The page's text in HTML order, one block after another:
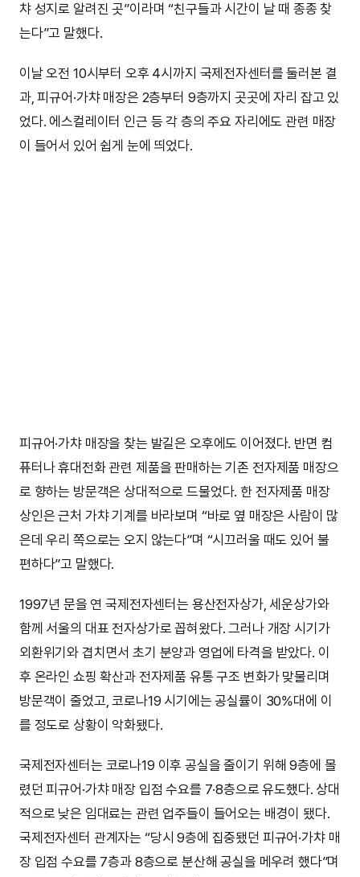
챠 성지로 알려진 곳”이라며 “친구들과 시간이 날 때 종종 찾
는다”고 말했다.
이날 오전 10시부터 오후 4시까지 국제전자센터를 둘러본 결
과, 피규어·가챠 매장은 2층부터 9층까지 곳곳에 자리 잡고 있
었다. 에스컬레이터 인근 등 각 층의 주요 자리에도 관련 매장
이 들어서 있어 쉽게 눈에 띄었다.
피규어·가챠 매장을 찾는 발길은 오후에도 이어졌다. 반면 컴
퓨터나 휴대전화 관련 제품을 판매하는 기존 전자제품 매장으
로 향하는 방문객은 상대적으로 드물었다. 한 전자제품 매장
상인은 근처 가챠 기계를 바라보며 “바로 옆 매장은 사람이 많
은데 우리 쪽으로는 오지 않는다”며 “시끄러울 때도 있어 불
편하다”고 말했다.
1997년 문을 연 국제전자센터는 용산전자상가, 세운상가와
함께 서울의 대표 전자상가로 꼽혀왔다. 그러나 개장 시기가
외환위기와 겹치면서 초기 분양과 영업에 타격을 받았다. 이
후 온라인 쇼핑 확산과 전자제품 유통 구조 변화가 맞물리며
방문객이 줄었고, 코로나19 시기에는 공실률이 30%대에 이
를 정도로 상황이 악화됐다.
국제전자센터는 코로나19 이후 공실을 줄이기 위해 9층에 몰
렸던 피규어·가챠 매장 입점 수요를 7·8층으로 유도했다. 상대
적으로 낮은 임대료는 관련 업주들이 들어오는 배경이 됐다.
국제전자센터 관계자는 “당시 9층에 집중됐던 피규어·가챠 매
장 입점 수요를 7층과 8층으로 분산해 공실을 메우려 했다”며